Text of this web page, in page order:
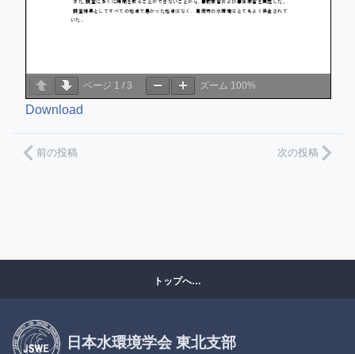
ページ 1 / 3 ズーム 100%
Download
前の投稿 次の投稿
トップへ…
日本水環境学会 東北支部